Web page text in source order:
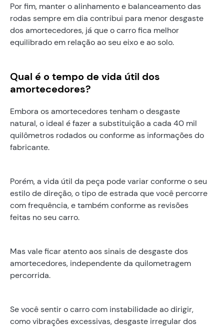
Por fim, manter o alinhamento e balanceamento das
rodas sempre em dia contribui para menor desgaste
dos amortecedores, já que o carro fica melhor
equilibrado em relação ao seu eixo e ao solo.
Qual é o tempo de vida útil dos
amortecedores?
Embora os amortecedores tenham o desgaste
natural, o ideal é fazer a substituição a cada 40 mil
quilômetros rodados ou conforme as informações do
fabricante.
Porém, a vida útil da peça pode variar conforme o seu
estilo de direção, o tipo de estrada que você percorre
com frequência, e também conforme as revisões
feitas no seu carro.
Mas vale ficar atento aos sinais de desgaste dos
amortecedores, independente da quilometragem
percorrida.
Se você sentir o carro com instabilidade ao dirigir,
como vibrações excessivas, desgaste irregular dos